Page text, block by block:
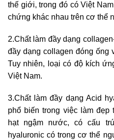
thế giới, trong đó có Việt
chứng khác nhau trên cơ thể
2.Chất làm đầy dạng
đầy dạng collagen đóng ống
Tuy nhiên, loại có độ kích
Việt Nam.
3.Chất làm đầy dạng Acid
phổ biến trong việc làm
hạt ngậm nước, có cấu
hyaluronic có trong cơ thể